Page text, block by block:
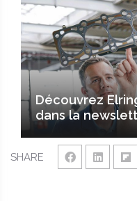
SHARE
Découvrez
dans la